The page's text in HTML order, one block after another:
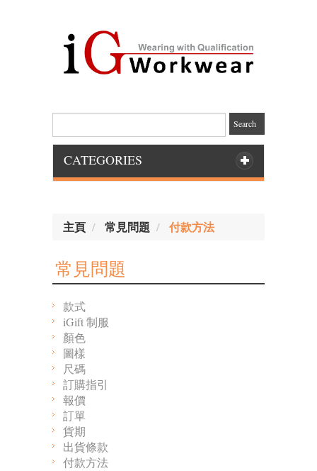
Search
CATEGORIES
主頁 常見問題 付款方法
常見問題
款式
iGift 制服
顏色
圖樣
尺碼
訂購指引
報價
訂單
貨期
出貨條款
付款方法